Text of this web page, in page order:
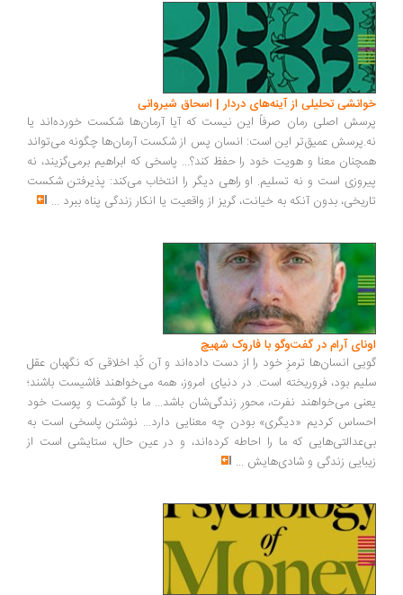
تحلیلی از آینه‌های دردار | اسحاق شیروانی
اصلی رمان صرفاً این نیست که آیا آرمان‌ها شکست خورده‌اند یا
عمیق‌تر این است: انسان پس از شکست آرمان‌ها چگونه می‌تواند
معنا و هویت خود را حفظ کند؟... پاسخی که ابراهیم برمی‌گزیند، نه
است و نه تسلیم. او راهی دیگر را انتخاب می‌کند: پذیرفتن شکست
بدون آنکه به خیانت، گریز از واقعیت یا انکار زندگی پناه ببرد...
آرام در گفت‌وگو با فاروک شهیچ‭
انسان‌ها ترمزِ خود را از دست داده‌اند و آن کُدِ اخلاقی که نگهبان عقل
بود، فروریخته است. در دنیای امروز، همه می‌خواهند فاشیست باشند؛
می‌خواهند نفرت، محورِ زندگی‌شان باشد... ما با گوشت و پوست خود
کردیم «دیگری» بودن چه معنایی دارد... نوشتن پاسخی است به
که ما را احاطه کرده‌اند، و در عین حال، ستایشی است از
زندگی و شادی‌هایش...